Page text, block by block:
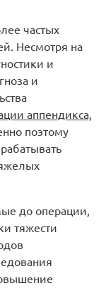
частых
Несмотря на
и
и
аппендикса,
поэтому
до операции,
тяжести